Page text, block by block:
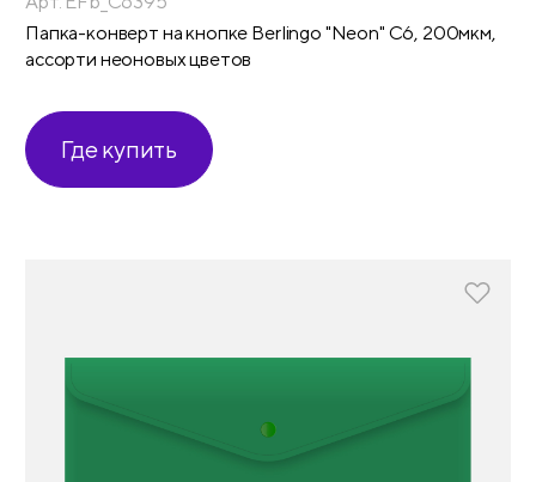
Папка-конверт на кнопке Berlingo "Neon" С6, 200мкм,
ассорти неоновых цветов
Где купить